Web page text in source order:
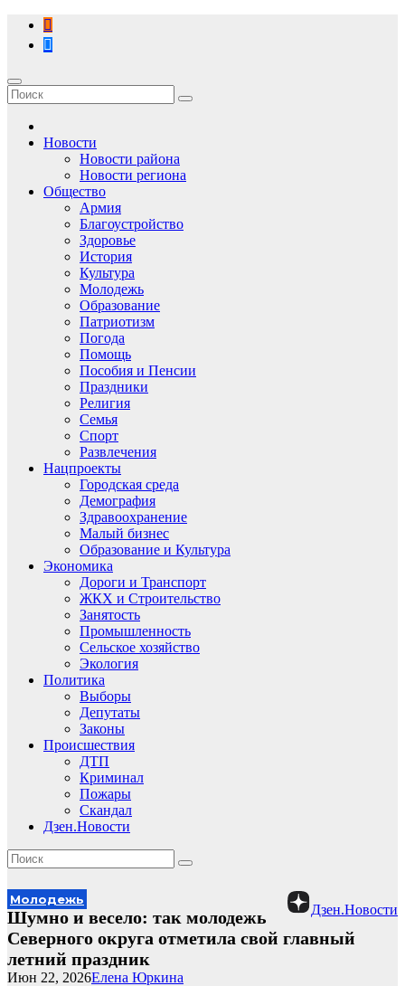
Перейти
содержимому
Новости
Новости района
Новости региона
Общество
Армия
Благоустройство
Здоровье
История
Культура
Молодежь
Образование
Патриотизм
Погода
Помощь
Пособия и Пенсии
Праздники
Религия
Семья
Спорт
Развлечения
Нацпроекты
Городская среда
Демография
Здравоохранение
Малый бизнес
Образование и Культура
Экономика
Дороги и Транспорт
ЖКХ и Строительство
Занятость
Промышленность
Сельское хозяйство
Экология
Политика
Выборы
Депутаты
Законы
Происшествия
ДТП
Криминал
Пожары
Скандал
Дзен.Новости
Дзен.Новости
Молодежь
Шумно и весело: так молодежь
Северного округа отметила свой главный
летний праздник
Елена Юркина
Июн 22, 2026